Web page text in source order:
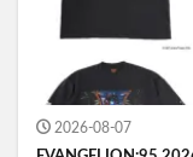
2026-08-07